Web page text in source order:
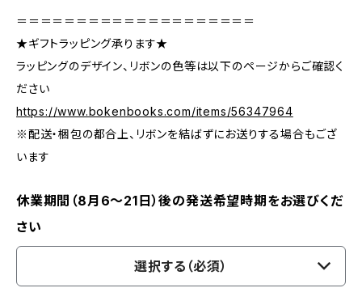
＝＝＝＝＝＝＝＝＝＝＝＝＝＝＝＝＝＝＝＝
★ギフトラッピング承ります★
ラッピングのデザイン、リボンの色等は以下のページからご確認く
ださい
https://www.bokenbooks.com/items/56347964
※配送・梱包の都合上、リボンを結ばずにお送りする場合もござ
います
休業期間（8月6〜21日）後の発送希望時期をお選びくだ
さい
選択する（必須）